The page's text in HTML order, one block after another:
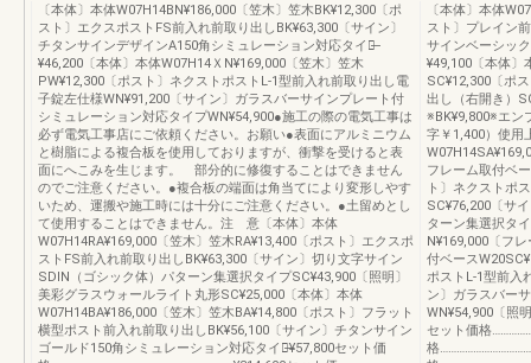
〔本体〕本体W07H14BN¥186,000〔笠木〕笠木BK¥12,300〔ポ
スト〕エクスポストFS前入れ前取り出しBK¥63,300〔サイン〕
チタンサインデザインA150角シミュレーション対応タイプ̶
¥46,200〔本体〕本体W07H14ＸN¥169,000〔笠木〕笠木
PW¥12,300〔ポスト〕ネクストポストL-1型前入れ前取り出し電
子錠左仕様WN¥91,200〔サイン〕ガラスバーサインプレート付
シミュレーション対応タイプWN¥54,900●施工の際の電気工事は
必ず電気工事店にご依頼ください。お願い●表面にアルミニウム
と樹脂による複合板を使用しておりますが、衝撃を受けると表
面にへこみを生じます。 部分的に修復することはできません
のでご注意ください。●複合板の端面は角当てにより変形しやす
いため、運搬や施工時には十分にご注意ください。●土留めとし
て使用することはできません。注 意〔本体〕本体
W07H14RA¥169,000〔笠木〕笠木RA¥13,400〔ポスト〕エクスポ
ストFS前入れ前取り出しBK¥63,300〔サイン〕切り文字サイン
SDIN（ゴシック体）パターン集選択タイプSC¥43,900〔照明〕
美彩グラスウォールライト丸形SC¥25,000〔本体〕本体
W07H14BA¥186,000〔笠木〕笠木BA¥14,800〔ポスト〕フラット
横型ポスト前入れ前取り出しBK¥56,100〔サイン〕チタンサイン
ゴールド150角シミュレーション対応タイプ̶¥57,800セット価
〔本体〕本体
スト〕プレイン
サインベーシッ
¥49,100〔本体〕
SC¥12,300〔ポ
出し（右開き）
※BK¥9,800※エン
字￥1,400）使用
フレーム取付ベ
ト〕ネクストポ
SC¥76,200〔サ
ターン集選択タ
N¥169,000〔フ
付ベース
ポストL-1型前入
ン〕ガラスバー
WN¥54,900〔照
セット価格
格